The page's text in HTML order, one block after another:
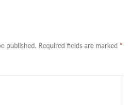
published. Required fields are marked *